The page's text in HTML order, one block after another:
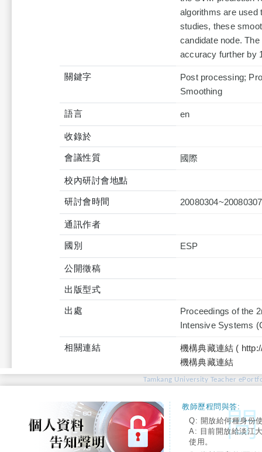
algorithms are used
studies, these
candidate node.
accuracy further by
關鍵字
Post processing;
Smoothing
語言 en
收錄於
會議性質 國際
校內研討會地點
研討會時間 20080304~20080307
通訊作者
國別 ESP
公開徵稿
出版型式
出處
Proceedings of the
Intensive Systems
相關連結
機構典藏連結 (
機構典藏連結
Tamkang University Teacher
教師歷程問與答:
Q: 開放給何種身份
A: 目前開放給淡江
使用。